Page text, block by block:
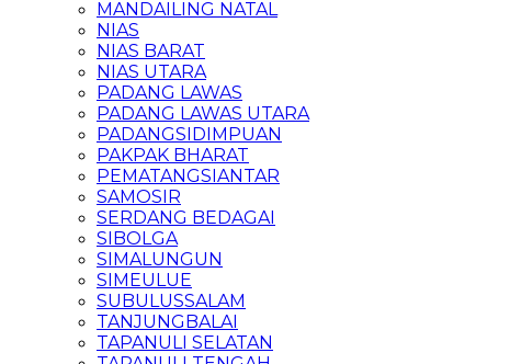
MANDAILING NATAL
NIAS
NIAS BARAT
NIAS UTARA
PADANG LAWAS
PADANG LAWAS UTARA
PADANGSIDIMPUAN
PAKPAK BHARAT
PEMATANGSIANTAR
SAMOSIR
SERDANG BEDAGAI
SIBOLGA
SIMALUNGUN
SIMEULUE
SUBULUSSALAM
TANJUNGBALAI
TAPANULI SELATAN